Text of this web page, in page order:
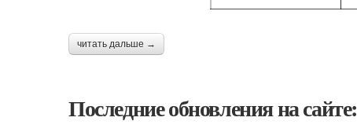
читать дальше →
Последние обновления на сайте: